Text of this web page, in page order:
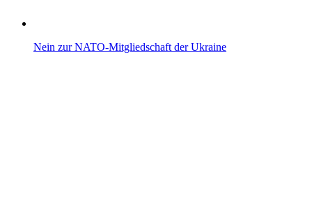
Nein zur NATO-Mitgliedschaft der Ukraine